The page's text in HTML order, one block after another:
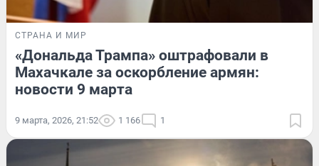
СТРАНА И МИР
«Дональда Трампа» оштрафовали в
Махачкале за оскорбление армян:
новости 9 марта
9 марта, 2026, 21:52 1 166 1